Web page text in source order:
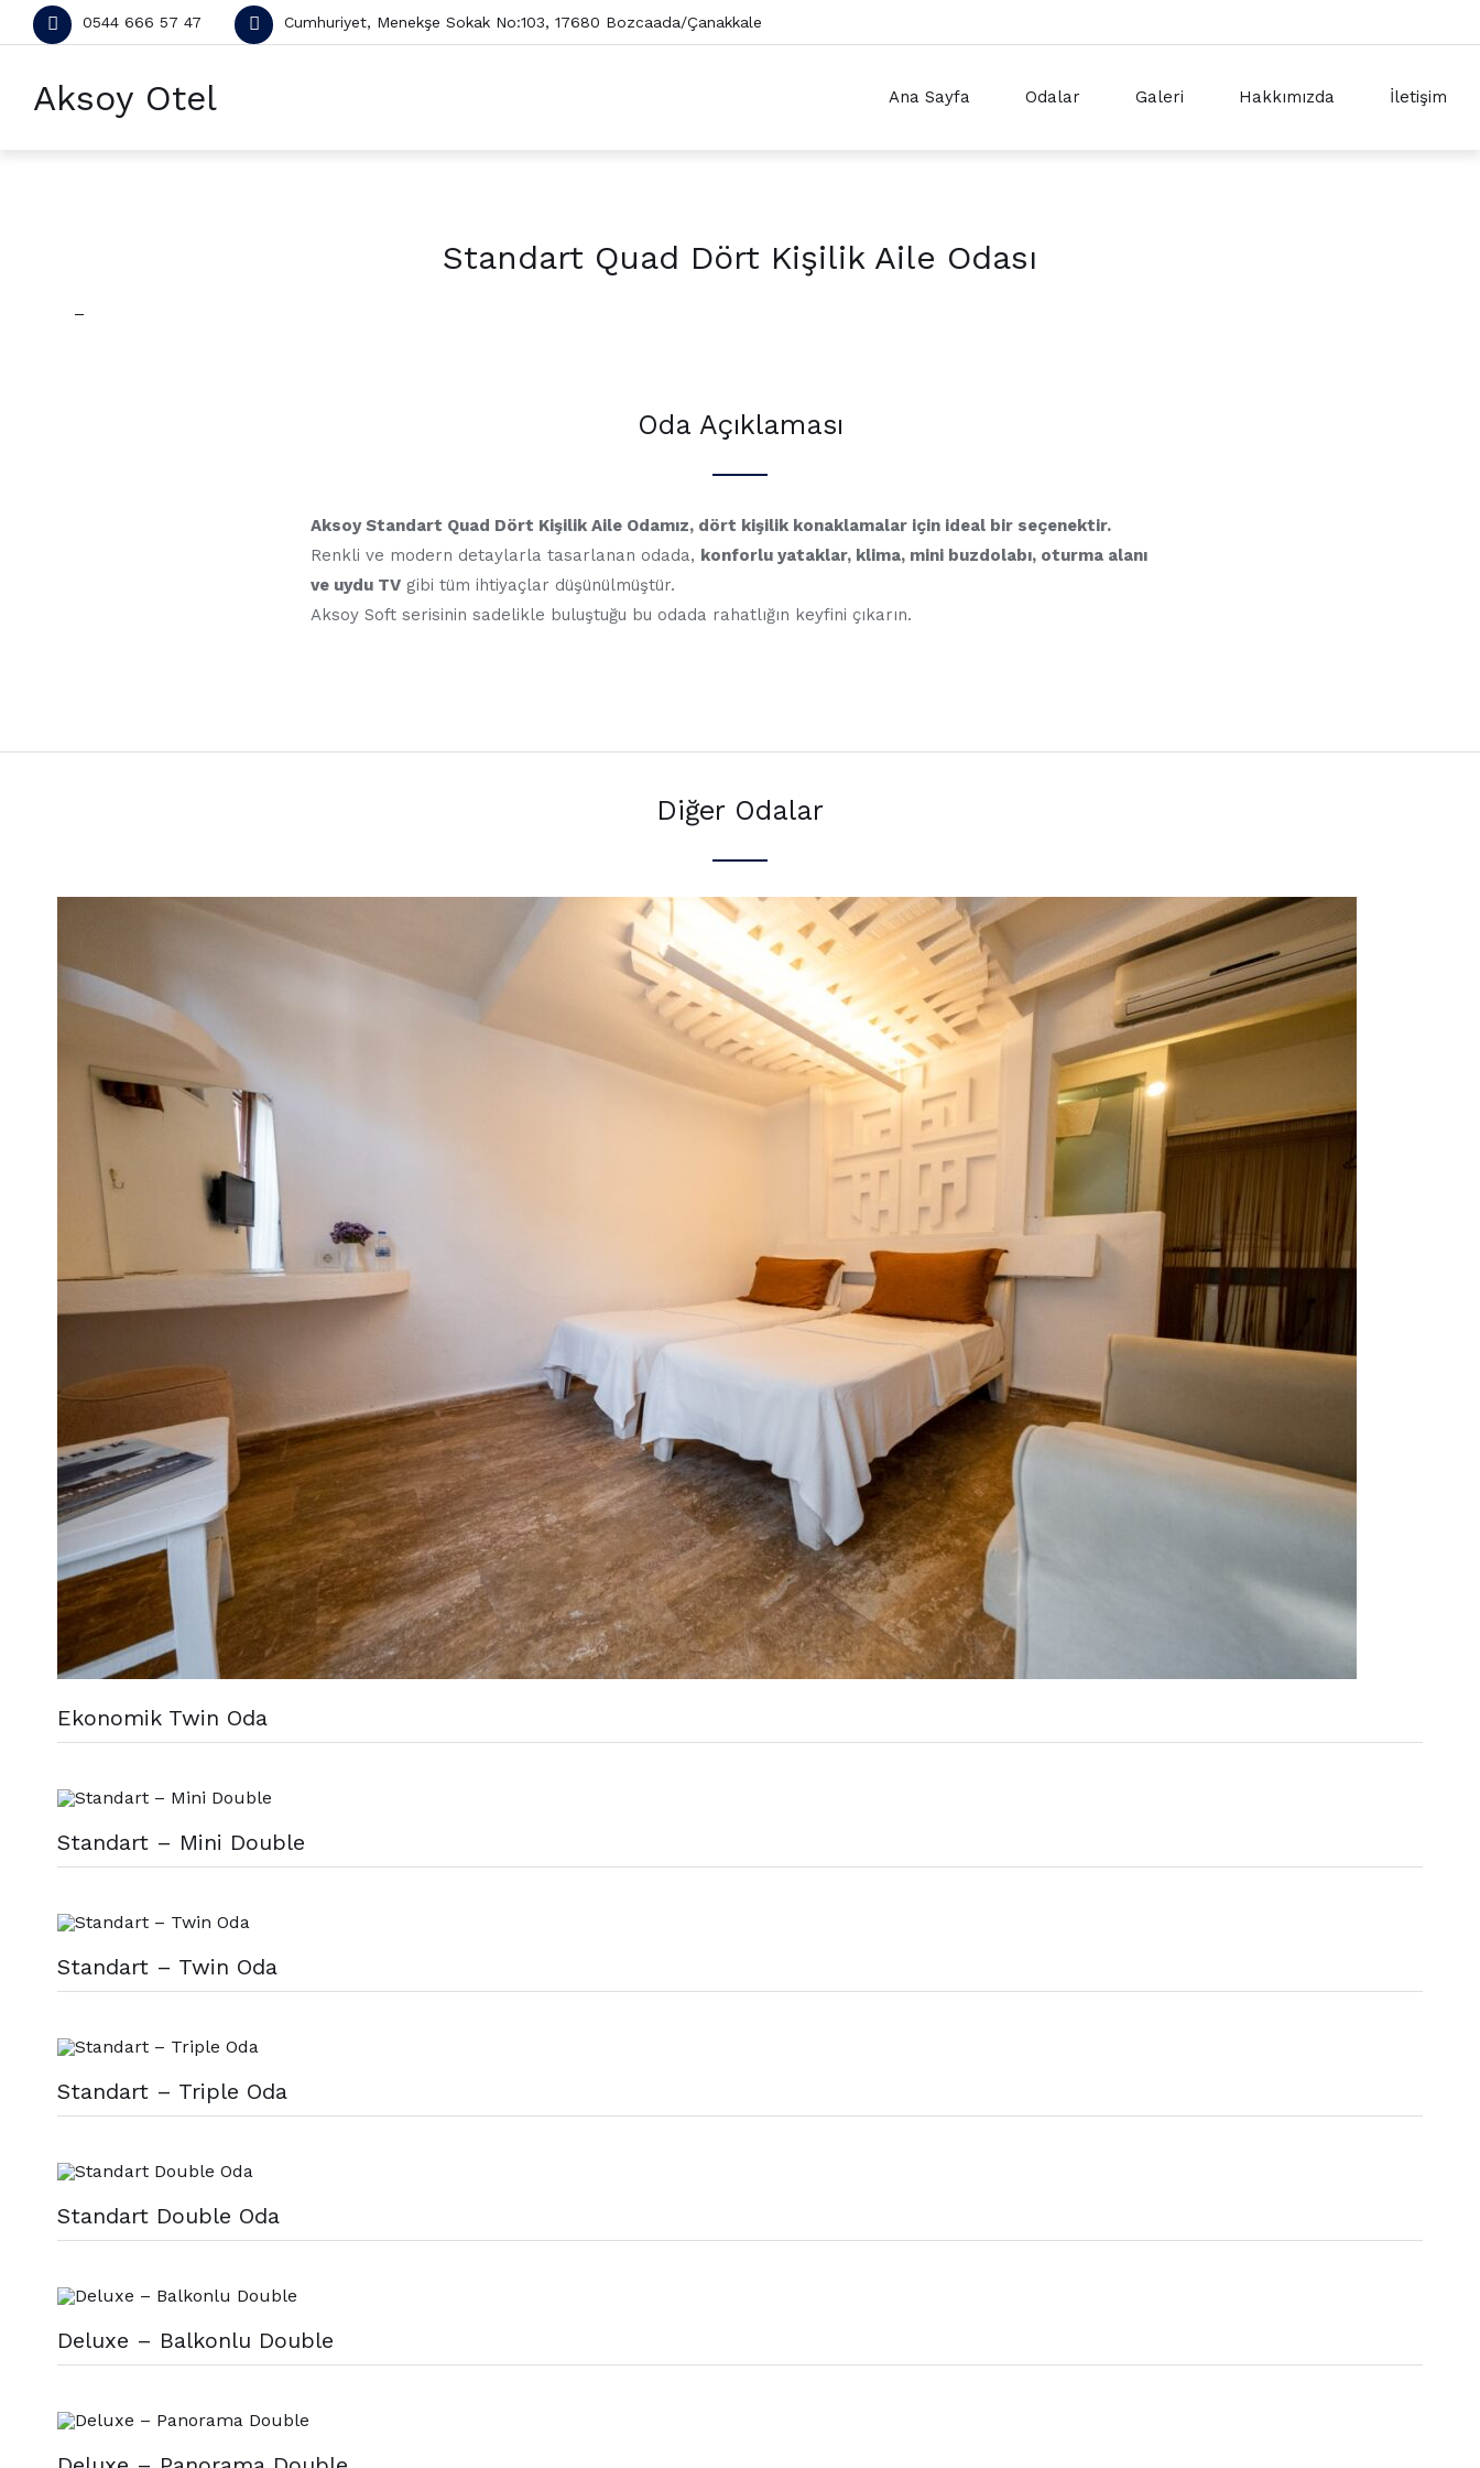
0544 666 57 47 Cumhuriyet, Menekşe Sokak No:103, 17680 Bozcaada/Çanakkale
Aksoy Otel Ana Sayfa Odalar Galeri Hakkımızda İletişim
Standart Quad Dört Kişilik Aile Odası
–
Oda Açıklaması
Aksoy Standart Quad Dört Kişilik Aile Odamız, dört kişilik konaklamalar için ideal bir seçenektir.
Renkli ve modern detaylarla tasarlanan odada, konforlu yataklar, klima, mini buzdolabı, oturma alanı
ve uydu TV gibi tüm ihtiyaçlar düşünülmüştür.
Aksoy Soft serisinin sadelikle buluştuğu bu odada rahatlığın keyfini çıkarın.
Diğer Odalar
Ekonomik Twin Oda
Standart – Mini Double
Standart – Twin Oda
Standart – Triple Oda
Standart Double Oda
Deluxe – Balkonlu Double